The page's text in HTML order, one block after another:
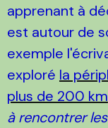
apprenant à
est autour de
exemple
exploré la
plus de 200 km
à rencontrer